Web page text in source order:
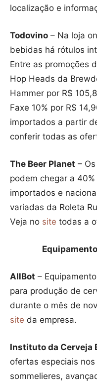
localização e
Todovino – Na loja
bebidas há rótulos
Entre as promoções
Hop Heads da
Hammer por R$
Faxe 10% por R$
importados a partir
conferir todas as
The Beer Planet –
podem chegar a
importados e
variadas da Roleta
Veja no site todas a
AllBot –
para produção de
durante o mês de
site da empresa.
Instituto da Cerveja
ofertas especiais
sommelieres,